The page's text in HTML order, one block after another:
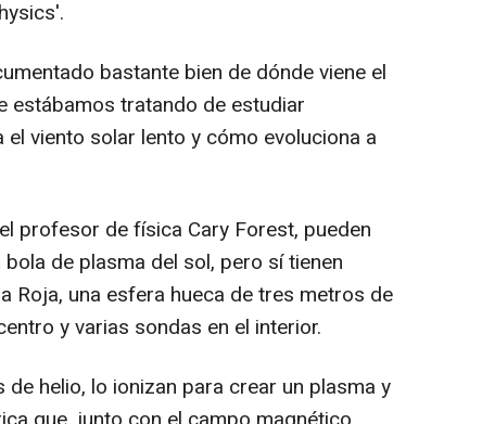
bastante bien de dónde viene el
estábamos tratando de estudiar
viento solar lento y cómo evoluciona a
profesor de física Cary Forest, pueden
de plasma del sol, pero sí tienen
Roja, una esfera hueca de tres metros de
y varias sondas en el interior.
helio, lo ionizan para crear un plasma y